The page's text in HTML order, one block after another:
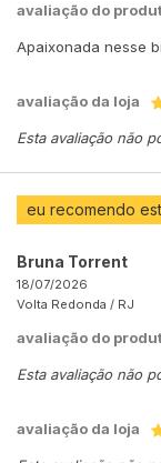
avaliação do
Apaixonada nesse
avaliação da loja
Esta avaliação não
eu recomendo
Bruna Torrent
18/07/2026
Volta Redonda / RJ
avaliação do
Esta avaliação não
avaliação da loja